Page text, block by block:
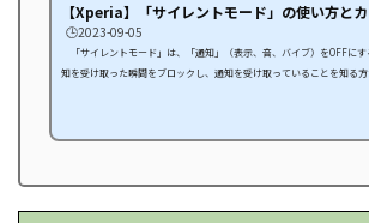
【Xperia】「サイレントモード」の使い方と
🕒️2023-09-05
「サイレントモード」は、「通知」（表示、音、バイブ）をOFFに
知を受け取った瞬間をブロックし、通知を受け取っていることを知る